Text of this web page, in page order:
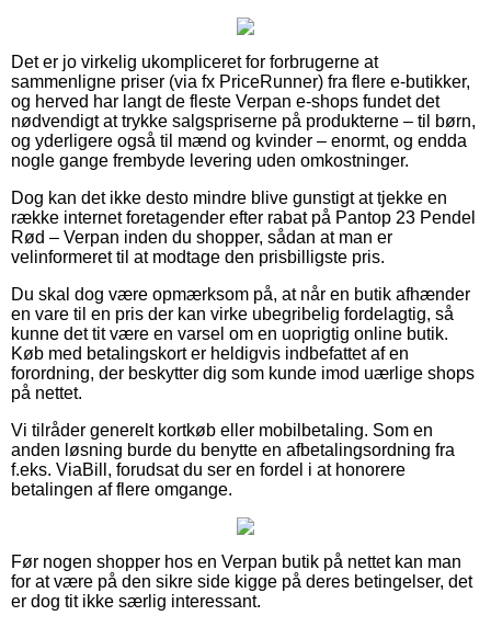
Det er jo virkelig ukompliceret for forbrugerne at
sammenligne priser (via fx PriceRunner) fra flere e-butikker,
og herved har langt de fleste Verpan e-shops fundet det
nødvendigt at trykke salgspriserne på produkterne – til børn,
og yderligere også til mænd og kvinder – enormt, og endda
nogle gange frembyde levering uden omkostninger.
Dog kan det ikke desto mindre blive gunstigt at tjekke en
række internet foretagender efter rabat på Pantop 23 Pendel
Rød – Verpan inden du shopper, sådan at man er
velinformeret til at modtage den prisbilligste pris.
Du skal dog være opmærksom på, at når en butik afhænder
en vare til en pris der kan virke ubegribelig fordelagtig, så
kunne det tit være en varsel om en uoprigtig online butik.
Køb med betalingskort er heldigvis indbefattet af en
forordning, der beskytter dig som kunde imod uærlige shops
på nettet.
Vi tilråder generelt kortkøb eller mobilbetaling. Som en
anden løsning burde du benytte en afbetalingsordning fra
f.eks. ViaBill, forudsat du ser en fordel i at honorere
betalingen af flere omgange.
Før nogen shopper hos en Verpan butik på nettet kan man
for at være på den sikre side kigge på deres betingelser, det
er dog tit ikke særlig interessant.